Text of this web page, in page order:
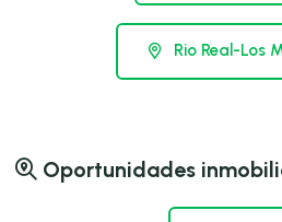
Rio Real-Los
Oportunidades